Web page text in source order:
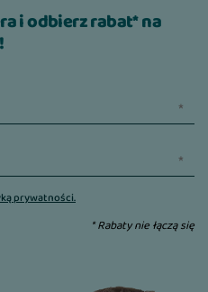
i odbierz rabat* na
prywatności.
* Rabaty nie łączą się